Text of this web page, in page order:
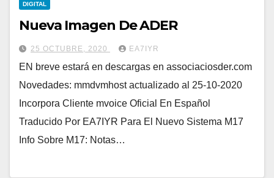
DIGITAL
Nueva Imagen De ADER
25 OCTUBRE, 2020 EA7IYR
EN breve estará en descargas en associaciosder.com
Novedades: mmdvmhost actualizado al 25-10-2020
Incorpora Cliente mvoice Oficial En Español
Traducido Por EA7IYR Para El Nuevo Sistema M17
Info Sobre M17: Notas…